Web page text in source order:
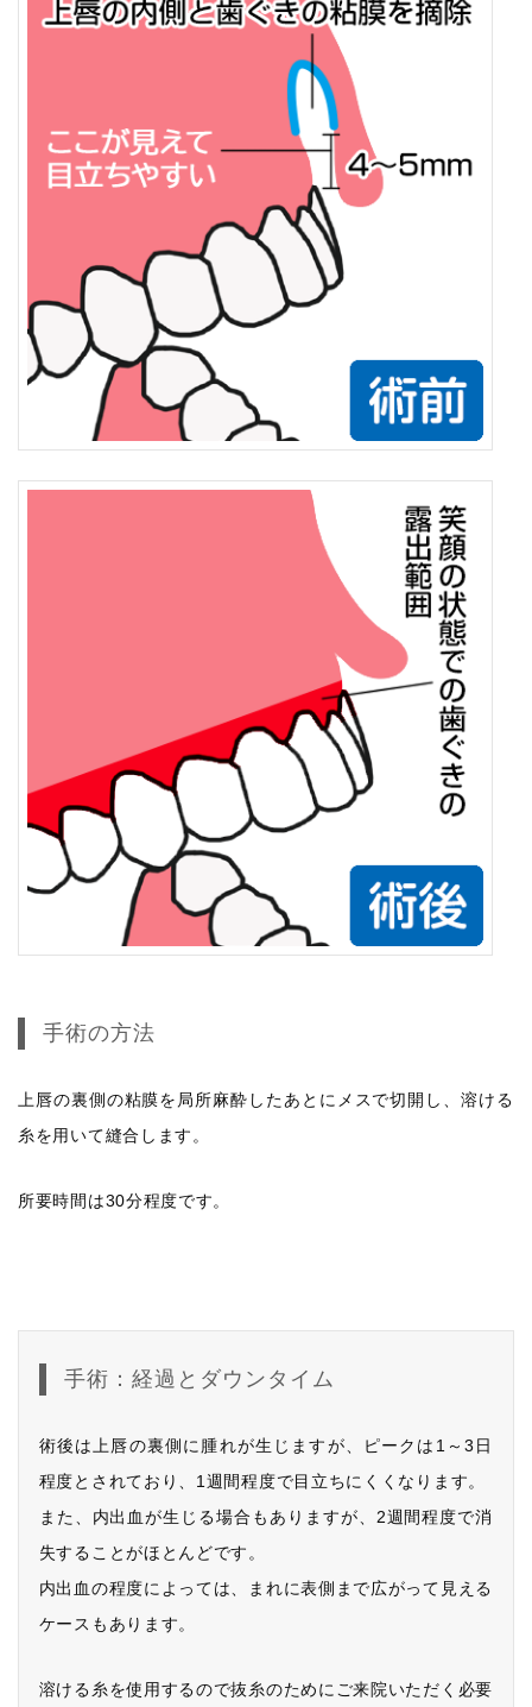
手術の方法
上唇の裏側の粘膜を局所麻酔したあとにメスで切開し、溶ける
糸を用いて縫合します。
所要時間は30分程度です。
手術：経過とダウンタイム
術後は上唇の裏側に腫れが生じますが、ピークは1～3日
程度とされており、1週間程度で目立ちにくくなります。
また、内出血が生じる場合もありますが、2週間程度で消
失することがほとんどです。
内出血の程度によっては、まれに表側まで広がって見える
ケースもあります。
溶ける糸を使用するので抜糸のためにご来院いただく必要